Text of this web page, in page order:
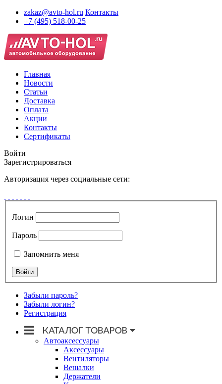
zakaz@avto-hol.ru Контакты
+7 (495) 518-00-25
Главная
Новости
Статьи
Доставка
Оплата
Акции
Контакты
Сертификаты
Войти
Зарегистрироваться
Авторизация через социальные сети:
Логин
Пароль
Запомнить меня
Забыли пароль?
Забыли логин?
Регистрация
Автоаксессуары
Аксессуары
Вентиляторы
Вешалки
Держатели